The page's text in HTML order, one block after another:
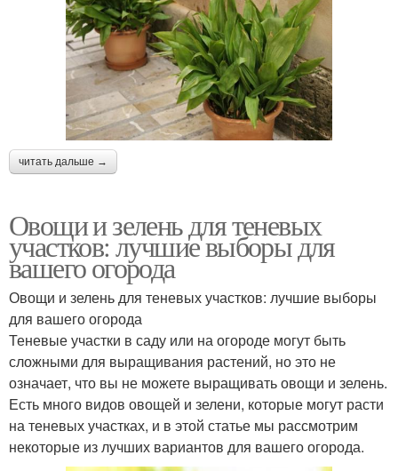
читать дальше →
Овощи и зелень для теневых
участков: лучшие выборы для
вашего огорода
Овощи и зелень для теневых участков: лучшие выборы
для вашего огорода
Теневые участки в саду или на огороде могут быть
сложными для выращивания растений, но это не
означает, что вы не можете выращивать овощи и зелень.
Есть много видов овощей и зелени, которые могут расти
на теневых участках, и в этой статье мы рассмотрим
некоторые из лучших вариантов для вашего огорода.